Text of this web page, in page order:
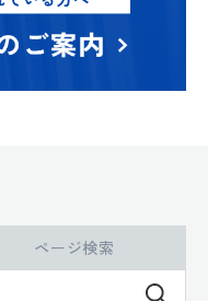
ページ検索